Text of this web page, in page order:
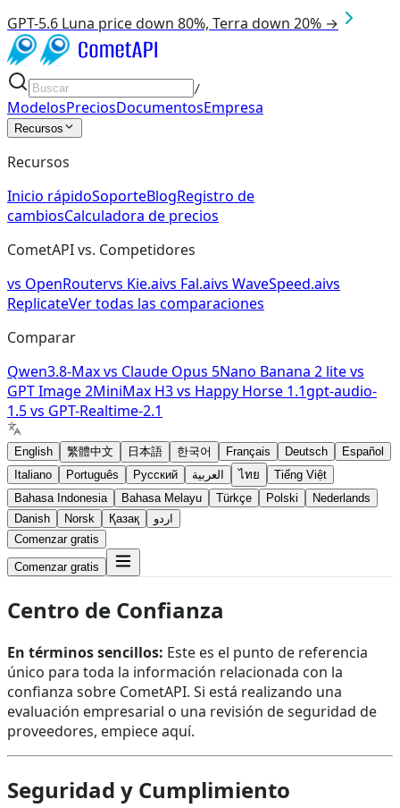
GPT-5.6 Luna price down 80%, Terra down 20% →
/
ModelosPreciosDocumentosEmpresa
Recursos
Recursos
Inicio rápidoSoporteBlogRegistro de
cambiosCalculadora de precios
CometAPI vs. Competidores
vs OpenRoutervs Kie.aivs Fal.aivs WaveSpeed.aivs
ReplicateVer todas las comparaciones
Comparar
Qwen3.8-Maxvs Claude Opus 5Nano Banana 2 litevs
GPT Image 2MiniMax H3vs Happy Horse 1.1gpt-audio-
1.5vs GPT-Realtime-2.1
English 繁體中文 日本語 한국어 Français Deutsch
Español
Italiano
Português Русский العربية ไทย
Tiếng Việt
Bahasa Indonesia
Bahasa Melayu Türkçe Polski
Nederlands
Danish
Norsk Қазақ
اردو
Comenzar gratis
Comenzar gratis
Centro de Confianza
En términos sencillos: Este es el punto de referencia
único para toda la información relacionada con la
confianza sobre CometAPI. Si está realizando una
evaluación empresarial o una revisión de seguridad de
proveedores, empiece aquí.
Seguridad y Cumplimiento